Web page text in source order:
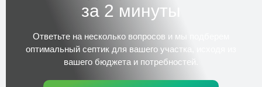
за 2 минуты
Ответьте на несколько вопросов и мы подберем
оптимальный септик для вашего участка,
вашего бюджета и потребностей.